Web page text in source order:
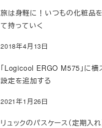
旅は身軽に！いつもの化粧品
て持っていく
2018年4月13日
「Logicool ERGO M575」に横
設定を追加する
2021年1月26日
リュックのパスケース（定期入